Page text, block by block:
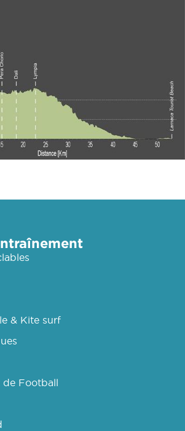
& Kite surf
de Football